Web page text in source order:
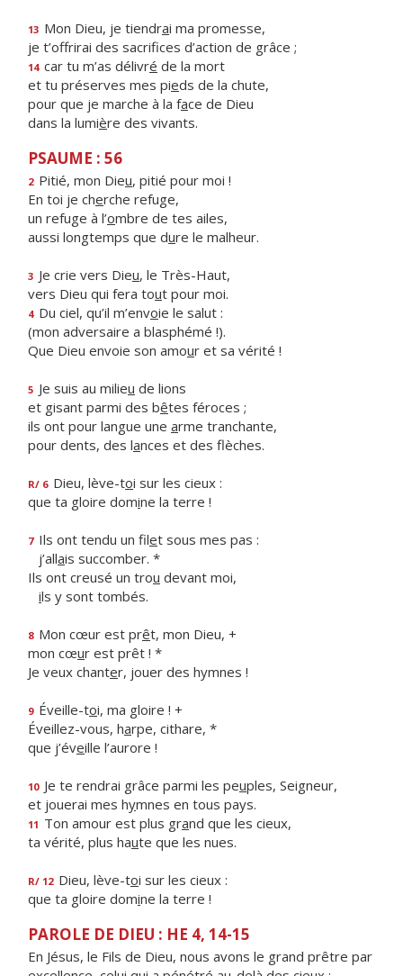
13 Mon Dieu, je tiendrai ma promesse,
je t’offrirai des sacrifces d’action de grâce ;
14 car tu m’as délivré de la mort
et tu préserves mes pieds de la chute,
pour que je marche à la face de Dieu
dans la lumière des vivants.
PSAUME : 56
2 Pitié, mon Dieu, pitié pour moi !
En toi je cherche refuge,
un refuge à l’ombre de tes ailes,
aussi longtemps que dure le malheur.
3 Je crie vers Dieu, le Très-Haut,
vers Dieu qui fera tout pour moi.
4 Du ciel, qu’il m’envoie le salut :
(mon adversaire a blasphémé !).
Que Dieu envoie son amour et sa vérité !
5 Je suis au milieu de lions
et gisant parmi des bêtes féroces ;
ils ont pour langue une arme tranchante,
pour dents, des lances et des flèches.
R/ 6 Dieu, lève-toi sur les cieux :
que ta gloire domine la terre !
7 Ils ont tendu un filet sous mes pas :
j’allais succomber. *
Ils ont creusé un trou devant moi,
ils y sont tombés.
8 Mon cœur est prêt, mon Dieu, +
mon cœur est prêt ! *
Je veux chanter, jouer des hymnes !
9 Éveille-toi, ma gloire ! +
Éveillez-vous, harpe, cithare, *
que j’éveille l’aurore !
10 Je te rendrai grâce parmi les peuples, Seigneur,
et jouerai mes hymnes en tous pays.
11 Ton amour est plus grand que les cieux,
ta vérité, plus haute que les nues.
R/ 12 Dieu, lève-toi sur les cieux :
que ta gloire domine la terre !
PAROLE DE DIEU : HE 4, 14-15
En Jésus, le Fils de Dieu, nous avons le grand prêtre par